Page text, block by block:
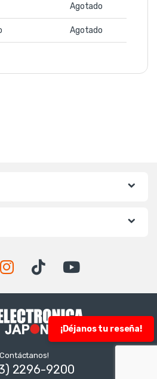
Agotado
Agotado
¡Déjanos tu reseña!
2296-9200